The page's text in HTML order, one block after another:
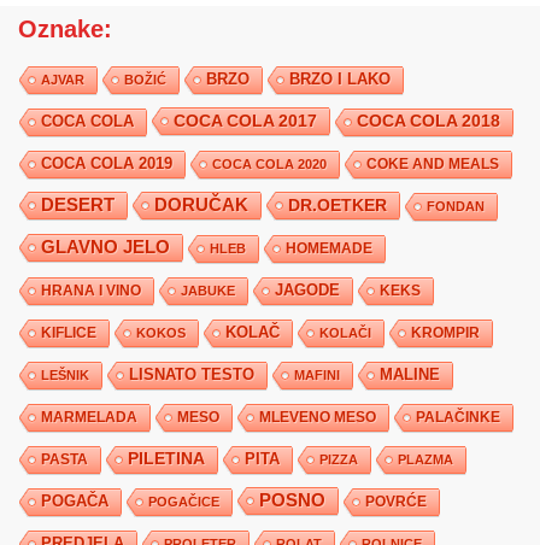
Oznake:
AJVAR BOŽIĆ BRZO BRZO I LAKO
COCA COLA COCA COLA 2017 COCA COLA 2018
COCA COLA 2019 COCA COLA 2020 COKE AND MEALS
DESERT DORUČAK DR.OETKER FONDAN
GLAVNO JELO HLEB HOMEMADE
HRANA I VINO JABUKE JAGODE KEKS
KIFLICE KOKOS KOLAČ KOLAČI KROMPIR
LEŠNIK LISNATO TESTO MAFINI MALINE
MARMELADA MESO MLEVENO MESO PALAČINKE
PASTA PILETINA PITA PIZZA PLAZMA
POGAČA POGAČICE POSNO POVRĆE